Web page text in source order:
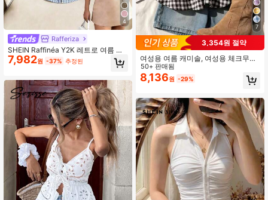
4
Rafferiza
SHEIN Raffinéa Y2K 레트로 여름 여
성용 블루 화이트 스트라이프 대비 레
이스 버튼 캐미솔, 우아한 휴가 여행
7,982원 -37% 추정된
7
3,354원 절약
여성용 여름 캐미솔, 여성용 체크무늬
캐미솔 탑 휴가, 졸업, 결혼식, 개학용,
루즈 헴 캐미솔 블랙 캐주얼, 노력 없
이 시크
50+ 판매됨
8,136원 -29%